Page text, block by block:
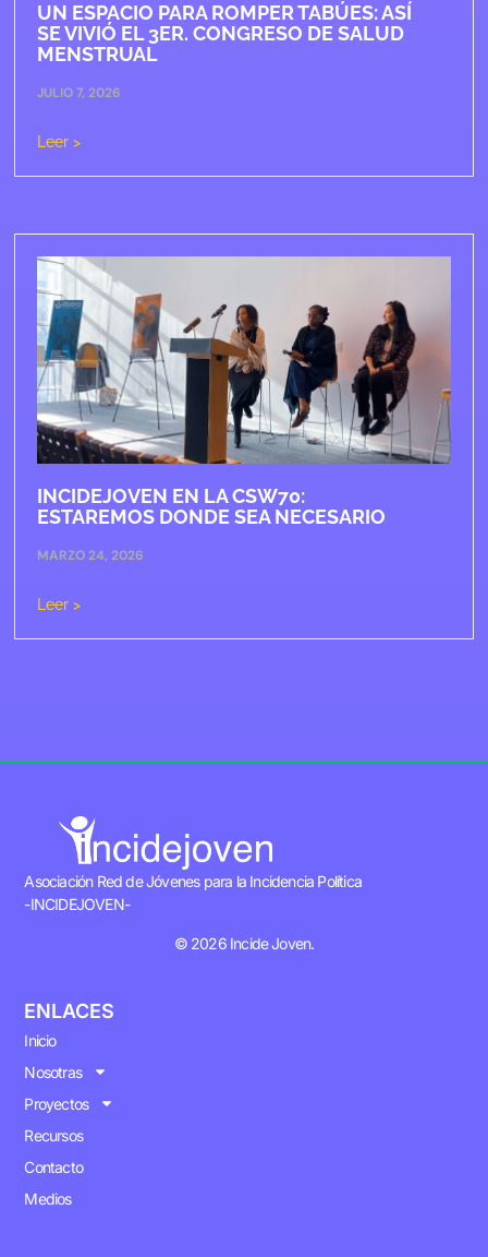
UN ESPACIO PARA ROMPER TABÚES: ASÍ
SE VIVIÓ EL 3ER. CONGRESO DE SALUD
MENSTRUAL
JULIO 7, 2026
Leer >
INCIDEJOVEN EN LA CSW70:
ESTAREMOS DONDE SEA NECESARIO
MARZO 24, 2026
Leer >
Asociación Red de Jóvenes para la Incidencia Política
-INCIDEJOVEN-
© 2026 Incide Joven.
ENLACES
Inicio
Nosotras
Proyectos
Recursos
Contacto
Medios